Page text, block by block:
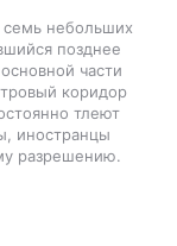
семь небольших
позднее
части
коридор
тлеют
иностранцы
разрешению.